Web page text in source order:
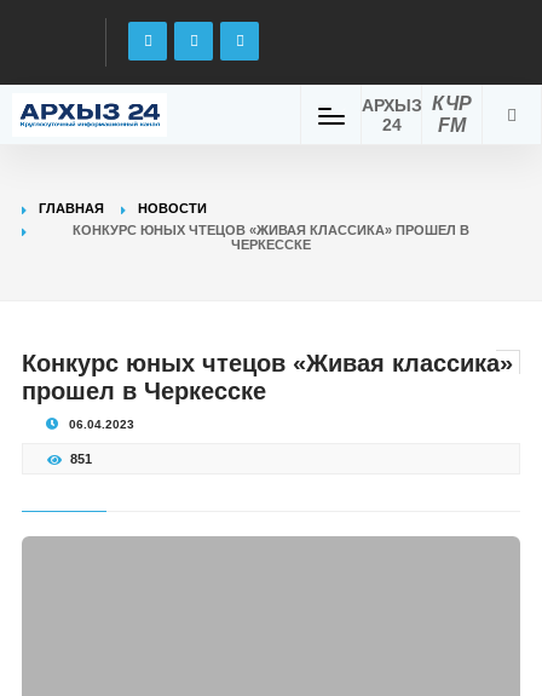
КЧР
FM
АРХЫЗ
24
ГЛАВНАЯ
НОВОСТИ
КОНКУРС ЮНЫХ ЧТЕЦОВ «ЖИВАЯ КЛАССИКА» ПРОШЕЛ В
ЧЕРКЕССКЕ
Конкурс юных чтецов «Живая классика»
прошел в Черкесске
06.04.2023
851